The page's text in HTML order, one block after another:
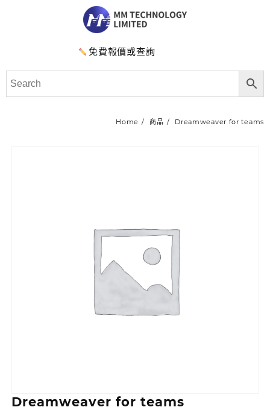
免費報價或查詢
Home 商品 Dreamweaver for teams
Dreamweaver for teams